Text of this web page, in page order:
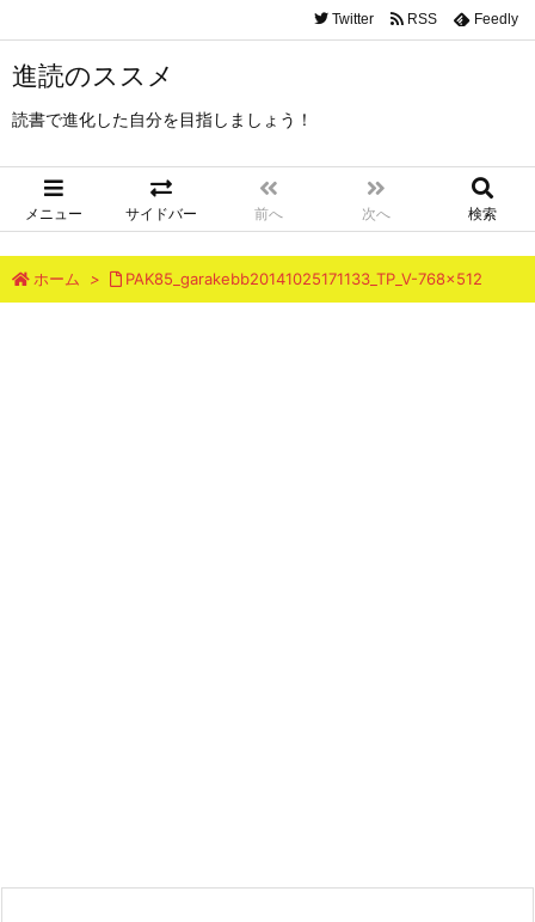
進読のススメ
読書で進化した自分を目指しましょう！
メニュー サイドバー 前へ 次へ 検索
Twitter RSS Feedly
ホーム > PAK85_garakebb20141025171133_TP_V-768×512